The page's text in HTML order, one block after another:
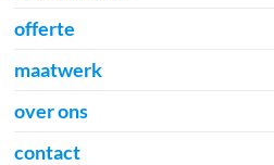
offerte
maatwerk
over ons
contact